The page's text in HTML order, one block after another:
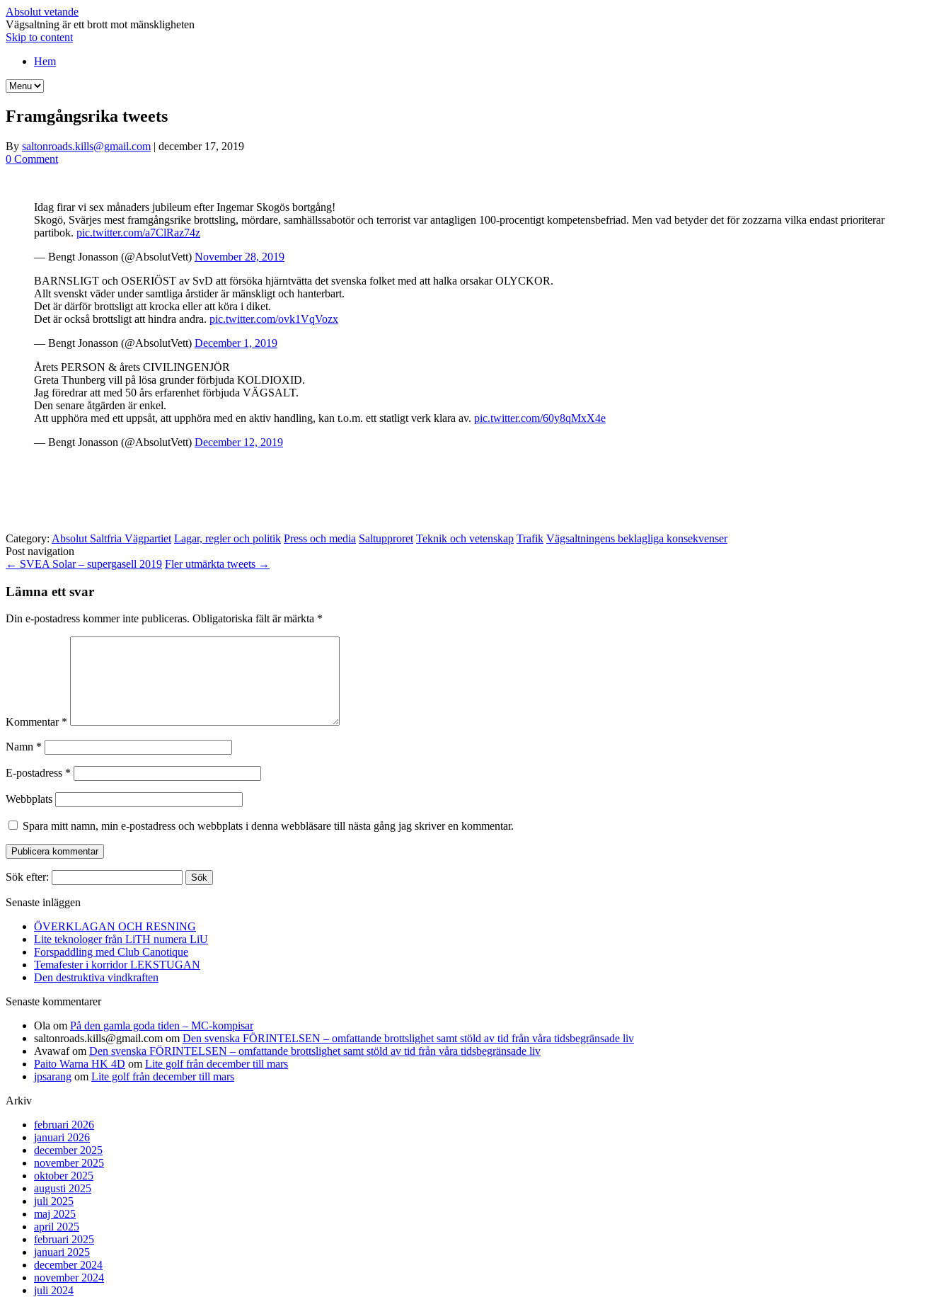
Absolut vetande
Vägsaltning är ett brott mot mänskligheten
Skip to content
Hem
Framgångsrika tweets
By saltonroads.kills@gmail.com | december 17, 2019
0 Comment
Idag firar vi sex månaders jubileum efter Ingemar Skogös bortgång!
Skogö, Svärjes mest framgångsrike brottsling, mördare, samhällssabotör och terrorist var antagligen 100-procentigt kompetensbefriad. Men vad betyder det för zozzarna vilka endast prioriterar
partibok. pic.twitter.com/a7ClRaz74z
— Bengt Jonasson (@AbsolutVett) November 28, 2019
BARNSLIGT och OSERIÖST av SvD att försöka hjärntvätta det svenska folket med att halka orsakar OLYCKOR.
Allt svenskt väder under samtliga årstider är mänskligt och hanterbart.
Det är därför brottsligt att krocka eller att köra i diket.
Det är också brottsligt att hindra andra. pic.twitter.com/ovk1VqVozx
— Bengt Jonasson (@AbsolutVett) December 1, 2019
Årets PERSON & årets CIVILINGENJÖR
Greta Thunberg vill på lösa grunder förbjuda KOLDIOXID.
Jag föredrar att med 50 års erfarenhet förbjuda VÄGSALT.
Den senare åtgärden är enkel.
Att upphöra med ett uppsåt, att upphöra med en aktiv handling, kan t.o.m. ett statligt verk klara av. pic.twitter.com/60y8qMxX4e
— Bengt Jonasson (@AbsolutVett) December 12, 2019
Category: Absolut Saltfria Vägpartiet Lagar, regler och politik Press och media Saltupproret Teknik och vetenskap Trafik Vägsaltningens beklagliga konsekvenser
Post navigation
← SVEA Solar – supergasell 2019 Fler utmärkta tweets →
Lämna ett svar
Din e-postadress kommer inte publiceras. Obligatoriska fält är märkta *
Kommentar *
Namn *
E-postadress *
Webbplats
Spara mitt namn, min e-postadress och webbplats i denna webbläsare till nästa gång jag skriver en kommentar.
Sök efter:
Senaste inläggen
ÖVERKLAGAN OCH RESNING
Lite teknologer från LiTH numera LiU
Forspaddling med Club Canotique
Temafester i korridor LEKSTUGAN
Den destruktiva vindkraften
Senaste kommentarer
Ola om På den gamla goda tiden – MC-kompisar
saltonroads.kills@gmail.com om Den svenska FÖRINTELSEN – omfattande brottslighet samt stöld av tid från våra tidsbegränsade liv
Avawafom Den svenska FÖRINTELSEN – omfattande brottslighet samt stöld av tid från våra tidsbegränsade liv
Paito Warna HK 4D om Lite golf från december till mars
jpsarang om Lite golf från december till mars
Arkiv
februari 2026
januari 2026
december 2025
november 2025
oktober 2025
augusti 2025
juli 2025
maj 2025
april 2025
februari 2025
januari 2025
december 2024
november 2024
juli 2024